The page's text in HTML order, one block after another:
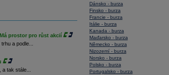
prostor pro růst akcií
a podle...
tak stále...
Dánsko - burza
Finsko - burza
Francie - burza
Itálie - burza
Kanada - burza
Maďarsko - burza
Německo - burza
Nizozemí - burza
Norsko - burza
Polsko - burza
Portugalsko - burza